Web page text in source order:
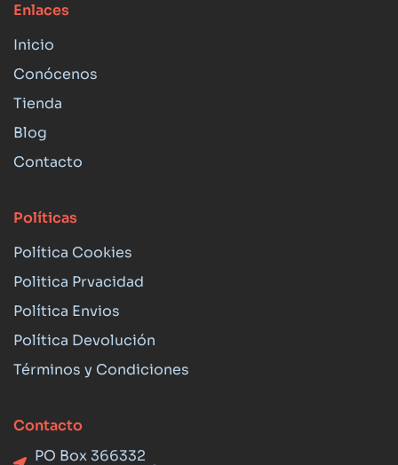
Enlaces
Inicio
Conócenos
Tienda
Blog
Contacto
Políticas
Política Cookies
Politica Prvacidad
Política Envios
Política Devolución
Términos y Condiciones
Contacto
PO Box 366332